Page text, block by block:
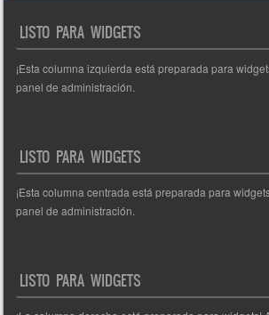
LISTO PARA WIDGETS
¡Esta columna izquierda está preparada para
panel de administración.
LISTO PARA WIDGETS
¡Esta columna centrada está preparada para
panel de administración.
LISTO PARA WIDGETS